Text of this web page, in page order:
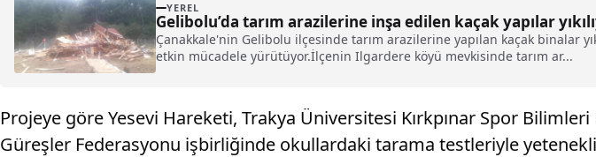
YEREL
Gelibolu’da tarım arazilerine inşa edilen kaçak yapılar
Çanakkale'nin Gelibolu ilçesinde tarım arazilerine yapılan kaçak binalar
etkin mücadele yürütüyor.İlçenin Ilgardere köyü mevkisinde tarım ar...
Projeye göre Yesevi Hareketi, Trakya Üniversitesi Kırkpınar Spor
Güreşler Federasyonu işbirliğinde okullardaki tarama testleriyle